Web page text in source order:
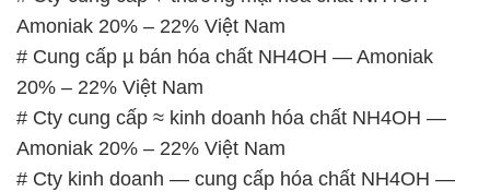
Amoniak 20% – 22% Việt Nam
# Cung cấp µ bán hóa chất NH4OH — Amoniak
20% – 22% Việt Nam
# Cty cung cấp ≈ kinh doanh hóa chất NH4OH —
Amoniak 20% – 22% Việt Nam
# Cty kinh doanh — cung cấp hóa chất NH4OH —